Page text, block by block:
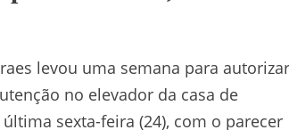
levou uma semana para autorizar
no elevador da casa de
sexta-feira (24), com o parecer